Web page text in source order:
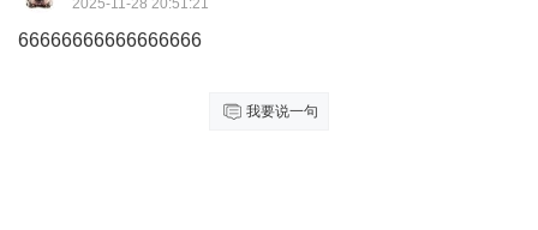
2025-11-28 20:51:21
66666666666666666
我要说一句